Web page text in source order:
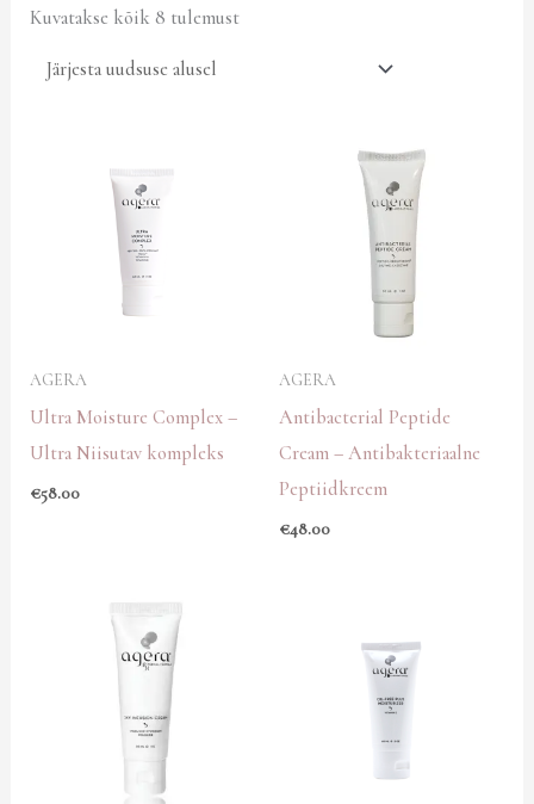
Kuvatakse kõik 8 tulemust
AGERA
Ultra Moisture Complex –
Ultra Niisutav kompleks
€58.00
AGERA
Antibacterial Peptide
Cream – Antibakteriaalne
Peptiidkreem
€48.00